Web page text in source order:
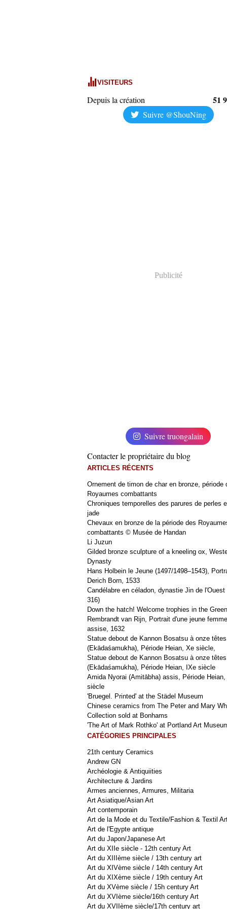
VISITEURS
Depuis la création 51
Suivre @ShouNing
Publicité
Suivre truongalain
Contacter le propriétaire du blog
ARTICLES RÉCENTS
Ornement de timon de char en bronze, période
Royaumes combattants
Chroniques temporelles des parures de perles
jade
Chevaux en bronze de la période des
combattants © Musée de Handan
Li Juzun
Gilded bronze sculpture of a kneeling ox,
Dynasty
Hans Holbein le Jeune (1497/1498–1543),
Derich Born, 1533
Candélabre en céladon, dynastie Jin de l'Ouest
316)
Down the hatch! Welcome trophies in the
Rembrandt van Rijn, Portrait d'une jeune femme
assise, 1632
Statue debout de Kannon Bosatsu à onze têtes
(Ekādaśamukha), Période Heian, Xe siècle,
Statue debout de Kannon Bosatsu à onze têtes
(Ekādaśamukha), Période Heian, IXe siècle
Amida Nyorai (Amitābha) assis, Période
siècle
'Bruegel. Printed' at the Städel Museum
Chinese ceramics from The Peter and Mary
Collection sold at Bonhams
'The Art of Mark Rothko' at Portland Art
CATÉGORIES PRINCIPALES
21th century Ceramics
Andrew GN
Archéologie & Antiquiities
Architecture & Jardins
Armes anciennes, Armures, Militaria
Art Asiatique/Asian Art
Art contemporain
Art de la Mode et du Textile/Fashion & Textil
Art de l'Egypte antique
Art du Japon/Japanese Art
Art du XIIe siècle - 12th century Art
Art du XIIIème siècle / 13th century art
Art du XIVème siècle / 14th century Art
Art du XIXème siècle / 19th century Art
Art du XVème siècle / 15h century Art
Art du XVIème siècle/16th century Art
Art du XVIIème siècle/17th century art